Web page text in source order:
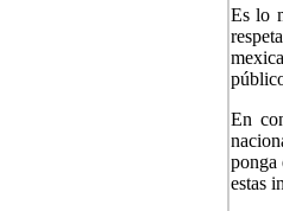
Es lo
En
ponga
estas